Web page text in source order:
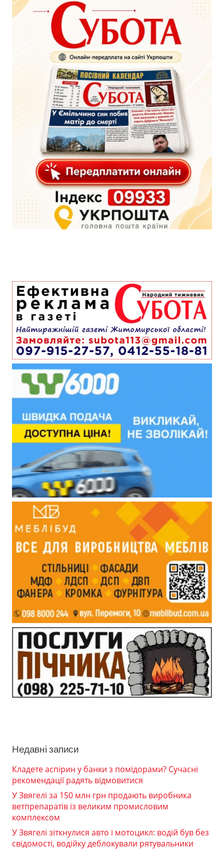
Недавні записи
Кладете аспірин у банки з помідорами? Сучасні
рекомендації радять відмовитися
У Звягелі за 150 млн грн продають виробника
ветпрепаратів із великим промисловим
комплексом
У Звягелі зіткнулися авто і мотоцикл: водій був без
свідомості, водійку деблокували рятувальники